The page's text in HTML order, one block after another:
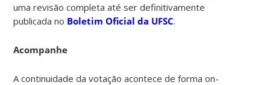
uma revisão completa até ser definitivamente
publicada no Boletim Oficial da UFSC.
Acompanhe
A continuidade da votação acontece de forma on-